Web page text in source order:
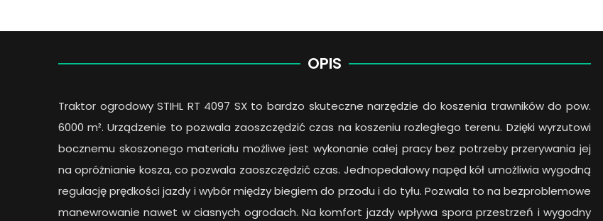
OPIS
Traktor ogrodowy STIHL RT 4097 SX to bardzo skuteczne narzędzie do koszenia trawników do pow.
6000 m². Urządzenie to pozwala zaoszczędzić czas na koszeniu rozległego terenu. Dzięki wyrzutowi
bocznemu skoszonego materiału możliwe jest wykonanie całej pracy bez potrzeby przerywania jej
na opróżnianie kosza, co pozwala zaoszczędzić czas. Jednopedałowy napęd kół umożliwia wygodną
regulację prędkości jazdy i wybór między biegiem do przodu i do tyłu. Pozwala to na bezproblemowe
manewrowanie nawet w ciasnych ogrodach. Na komfort jazdy wpływa spora przestrzeń i wygodny